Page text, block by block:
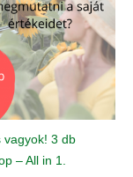
vagyok! 3 db
– All in 1.